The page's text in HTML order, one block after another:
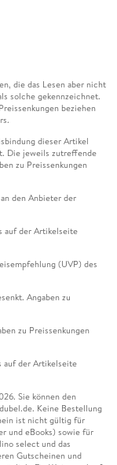
die das Lesen aber nicht
solche gekennzeichnet.
beziehen
dieser Artikel
Die jeweils zutreffende
zu Preissenkungen
den Anbieter der
auf der Artikelseite
(UVP) des
Angaben zu
zu Preissenkungen
auf der Artikelseite
Sie können den
Keine Bestellung
ist nicht gültig für
und eBooks) sowie für
select und das
Gutscheinen und